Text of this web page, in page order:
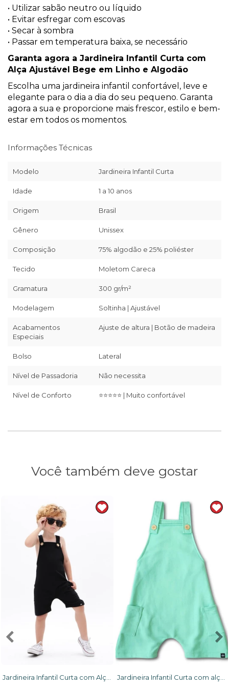
• Utilizar sabão neutro ou líquido
• Evitar esfregar com escovas
• Secar à sombra
• Passar em temperatura baixa, se necessário
Garanta agora a Jardineira Infantil Curta com
Alça Ajustável Bege em Linho e Algodão
Escolha uma jardineira infantil confortável, leve e
elegante para o dia a dia do seu pequeno. Garanta
agora a sua e proporcione mais frescor, estilo e bem-
estar em todos os momentos.
Informações Técnicas
Modelo Jardineira Infantil Curta
Idade 1 a 10 anos
Origem Brasil
Gênero Unissex
Composição 75% algodão e 25% poliéster
Tecido Moletom Careca
Gramatura 300 gr/m²
Modelagem Soltinha | Ajustável
Acabamentos
Especiais
Ajuste de altura | Botão de madeira
Bolso Lateral
Nível de Passadoria Não necessita
Nível de Conforto ⭐⭐⭐⭐⭐ | Muito confortável
Você também deve gostar